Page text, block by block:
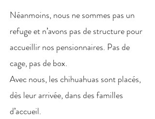
Néanmoins, nous ne sommes pas un
refuge et n’avons pas de structure pour
accueillir nos pensionnaires. Pas de
cage, pas de box.
Avec nous, les chihuahuas sont placés,
dès leur arrivée, dans des familles
d’accueil.